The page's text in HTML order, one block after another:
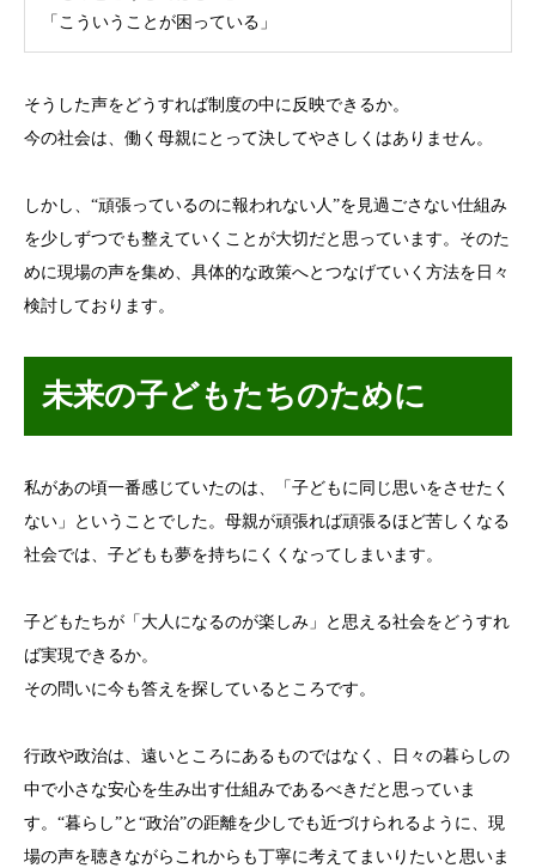
「こういうことが困っている」
そうした声をどうすれば制度の中に反映できるか。
今の社会は、働く母親にとって決してやさしくはありません。
しかし、“頑張っているのに報われない人”を見過ごさない仕組み
を少しずつでも整えていくことが大切だと思っています。そのた
めに現場の声を集め、具体的な政策へとつなげていく方法を日々
検討しております。
未来の子どもたちのために
私があの頃一番感じていたのは、「子どもに同じ思いをさせたく
ない」ということでした。母親が頑張れば頑張るほど苦しくなる
社会では、子どもも夢を持ちにくくなってしまいます。
子どもたちが「大人になるのが楽しみ」と思える社会をどうすれ
ば実現できるか。
その問いに今も答えを探しているところです。
行政や政治は、遠いところにあるものではなく、日々の暮らしの
中で小さな安心を生み出す仕組みであるべきだと思っていま
す。“暮らし”と“政治”の距離を少しでも近づけられるように、現
場の声を聴きながらこれからも丁寧に考えてまいりたいと思いま